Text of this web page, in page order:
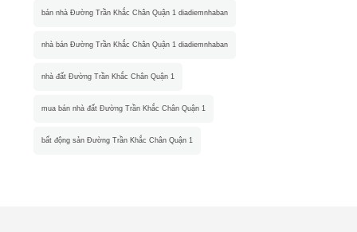
bán nhà Đường Trần Khắc Chân Quận 1 diadiemnhaban
nhà bán Đường Trần Khắc Chân Quận 1 diadiemnhaban
nhà đất Đường Trần Khắc Chân Quận 1
mua bán nhà đất Đường Trần Khắc Chân Quận 1
bất động sản Đường Trần Khắc Chân Quận 1